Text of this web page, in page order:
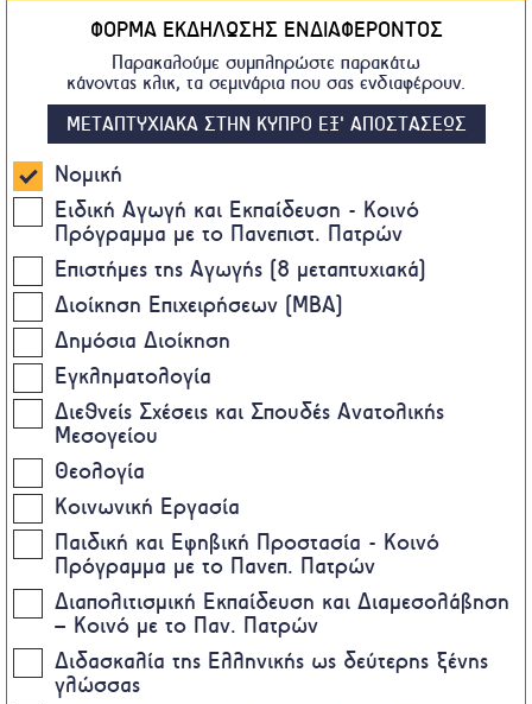
ΦΟΡΜΑ ΕΚΔΗΛΩΣΗΣ ΕΝΔΙΑΦΕΡΟΝΤΟΣ
Παρακαλούμε συμπληρώστε παρακάτω
κάνοντας κλικ, τα σεμινάρια που σας ενδιαφέρουν.
ΜΕΤΑΠΤΥΧΙΑΚΑ ΣΤΗΝ ΚΥΠΡΟ ΕΞ' ΑΠΟΣΤΑΣΕΩΣ
Νομική
Ειδική Αγωγή και Εκπαίδευση - Κοινό
Πρόγραμμα με το Πανεπιστ. Πατρών
Επιστήμες της Αγωγής (8 μεταπτυχιακά)
Διοίκηση Επιχειρήσεων (MBA)
Δημόσια Διοίκηση
Εγκληματολογία
Διεθνείς Σχέσεις και Σπουδές Ανατολικής
Μεσογείου
Θεολογία
Κοινωνική Εργασία
Παιδική και Εφηβική Προστασία - Κοινό
Πρόγραμμα με το Πανεπ. Πατρών
Διαπολιτισμική Εκπαίδευση και Διαμεσολάβηση
– Κοινό με το Παν. Πατρών
Διδασκαλία της Ελληνικής ως δεύτερης ξένης
γλώσσας